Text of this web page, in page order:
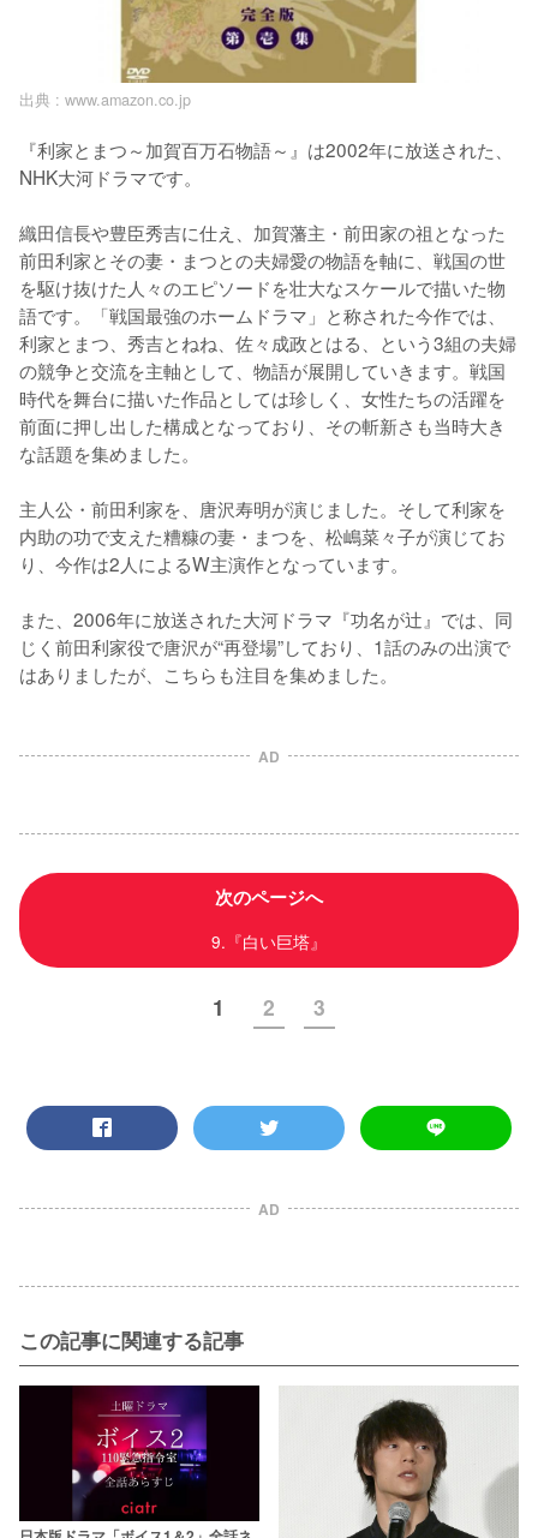
出典 : www.amazon.co.jp
『利家とまつ～加賀百万石物語～』は2002年に放送された、
NHK大河ドラマです。
織田信長や豊臣秀吉に仕え、加賀藩主・前田家の祖となった
前田利家とその妻・まつとの夫婦愛の物語を軸に、戦国の世
を駆け抜けた人々のエピソードを壮大なスケールで描いた物
語です。「戦国最強のホームドラマ」と称された今作では、
利家とまつ、秀吉とねね、佐々成政とはる、という3組の夫婦
の競争と交流を主軸として、物語が展開していきます。戦国
時代を舞台に描いた作品としては珍しく、女性たちの活躍を
前面に押し出した構成となっており、その斬新さも当時大き
な話題を集めました。
主人公・前田利家を、唐沢寿明が演じました。そして利家を
内助の功で支えた糟糠の妻・まつを、松嶋菜々子が演じてお
り、今作は2人によるW主演作となっています。
また、2006年に放送された大河ドラマ『功名が辻』では、同
じく前田利家役で唐沢が“再登場”しており、1話のみの出演で
はありましたが、こちらも注目を集めました。
AD
次のページへ
9.『白い巨塔』
1 2 3
AD
この記事に関連する記事